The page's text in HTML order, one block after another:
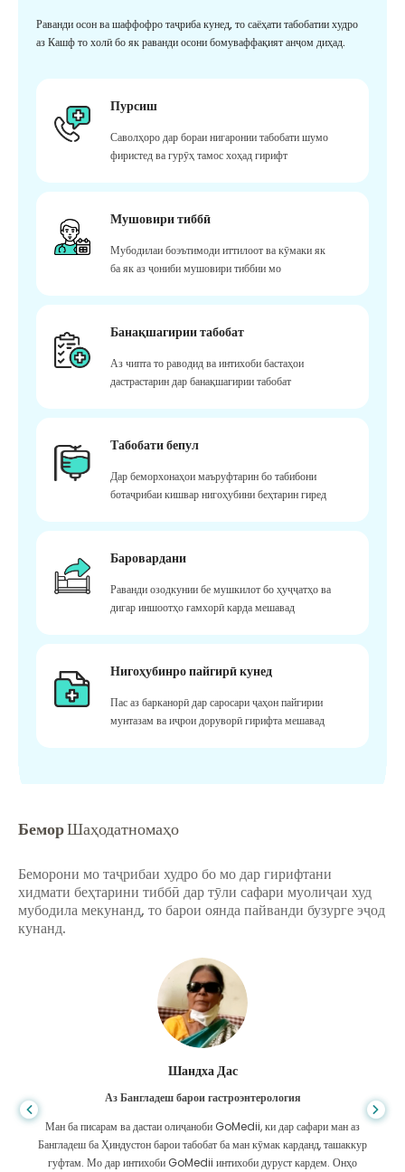
Раванди осон ва шаффофро таҷриба кунед, то саёҳати табобатии худро
аз Кашф то холӣ бо як раванди осони бомуваффақият анҷом диҳад.
Пурсиш
Саволҳоро дар бораи нигаронии табобати шумо
фиристед ва гурӯҳ тамос хоҳад гирифт
Мушовири тиббӣ
Мубодилаи боэътимоди иттилоот ва кӯмаки як
ба як аз ҷониби мушовири тиббии мо
Банақшагирии табобат
Аз чипта то раводид ва интихоби бастаҳои
дастрастарин дар банақшагирии табобат
Табобати бепул
Дар беморхонаҳои маъруфтарин бо табибони
ботаҷрибаи кишвар нигоҳубини беҳтарин гиред
Баровардани
Раванди озодкунии бе мушкилот бо ҳуҷҷатҳо ва
дигар иншоотҳо ғамхорӣ карда мешавад
Нигоҳубинро пайгирӣ кунед
Пас аз барканорӣ дар саросари ҷаҳон пайгирии
мунтазам ва иҷрои доруворӣ гирифта мешавад
БеморШаҳодатномаҳо
Беморони мо таҷрибаи худро бо мо дар гирифтани
хидмати беҳтарини тиббӣ дар тӯли сафари муолиҷаи худ
мубодила мекунанд, то барои оянда пайванди бузурге эҷод
кунанд.
Шандха Дас
Аз Бангладеш барои гастроэнтерология
Ман ба писарам ва дастаи олиҷаноби GoMedii, ки дар сафари ман аз
Бангладеш ба Ҳиндустон барои табобат ба ман кӯмак карданд, ташаккур
гуфтам. Мо дар интихоби GoMedii интихоби дуруст кардем. Онҳо